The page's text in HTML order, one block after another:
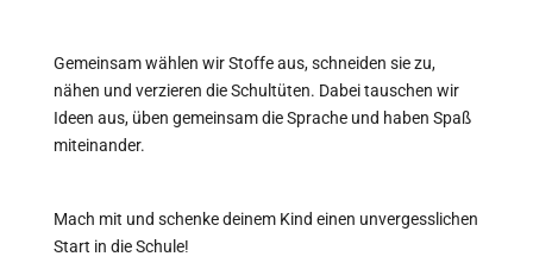
Gemeinsam wählen wir Stoffe aus, schneiden sie zu,
nähen und verzieren die Schultüten. Dabei tauschen wir
Ideen aus, üben gemeinsam die Sprache und haben Spaß
miteinander.
Mach mit und schenke deinem Kind einen unvergesslichen
Start in die Schule!